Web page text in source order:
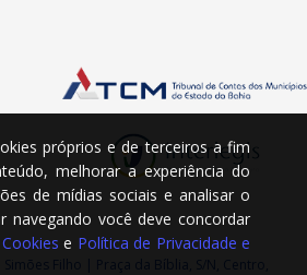
Filho | Praça da Bíblia, S/N, Centro,
próprios e de terceiros a fim
melhorar a experiência do
de mídias sociais e analisar o
navegando você deve concordar
e Política de Privacidade e